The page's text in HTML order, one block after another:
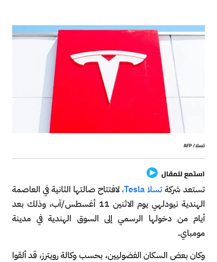
تسلا/ AFP
استمع للمقال
تستعد شركةتسلا Tesla،
لافتتاح صالتها الثانية في العاصمة
الهندية نيودلهي يوم الاثنين 11 أغسطس/آب، وذلك بعد
أيام من دخولها الرسمي إلى السوق الهندية في مدينة
مومباي.
وكان بعض السكان الفضوليين، بحسب وكالة رويترز، قد ألقوا